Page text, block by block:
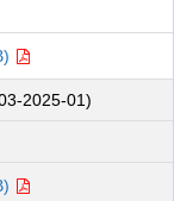
2025-01)